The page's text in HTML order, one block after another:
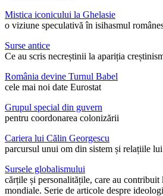
Mistica iconicului la Ghelasie
o viziune speculativă în isihasmul
Surse antice
Ce au scris necreștinii la apariția
România devine Turnul Babel
cele mai noi date Eurostat
Grupul special din guvern
pentru coordonarea colonizării
Cariera lui Călin Georgescu
parcursul unui om din sistem și relațiile lui
Sursele globalismului
cărțile și personalitățile, care au
mondiale. Serie de articole despre